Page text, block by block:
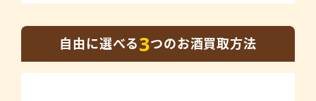
自由に選べる3つのお酒買取方法